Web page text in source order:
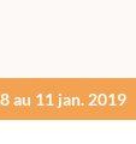
au 11 jan. 2019